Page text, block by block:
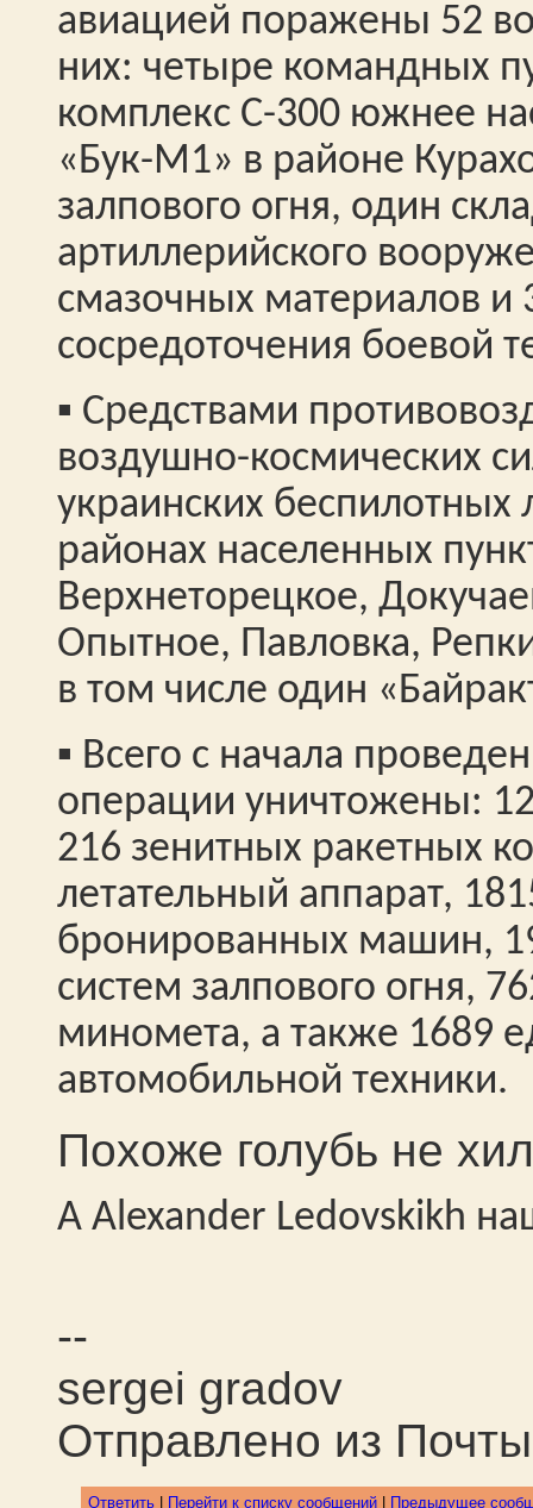
авиацией поражены 52
них: четыре командных
комплекс С-300 южнее
«Бук-М1» в районе
залпового огня, один
артиллерийского
смазочных материалов и
сосредоточения боевой
▪️ Средствами
воздушно-космических
украинских беспилотных
районах населенных
Верхнеторецкое,
Опытное, Павловка,
в том числе один
▪️ Всего с начала
операции уничтожены:
216 зенитных ракетных
летательный аппарат,
бронированных машин,
систем залпового огня,
миномета, а также 1689
автомобильной техники.
Похоже голубь не
А Alexander Ledovskikh
--
sergei gradov
Отправлено из
Ответить| Перейти к списку сообщений| Предыдущее